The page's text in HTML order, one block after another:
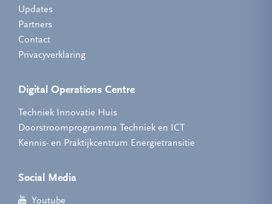
Updates
Partners
Contact
Privacyverklaring
Digital Operations Centre
Techniek Innovatie Huis
Doorstroomprogramma Techniek en ICT
Kennis- en Praktijkcentrum Energietransitie
Social Media
Youtube